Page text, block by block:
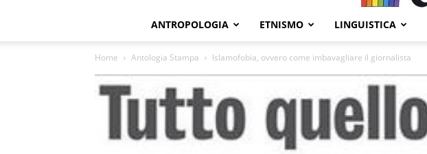
ANTROPOLOGIA ETNISMO LINGUISTICA
Home Antologia Stampa Islamofobia, ovvero come imbavagliare il giornalista